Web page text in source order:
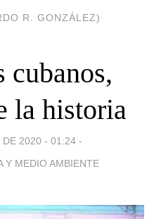
R. GONZÁLEZ)
la historia
DE 2020 - 01:24 -
Y MEDIO AMBIENTE